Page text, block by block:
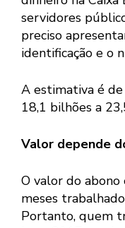
servidores
preciso
identificação e o
A estimativa é
18,1 bilhões a
Valor depende
O valor do abono
meses
Portanto, quem